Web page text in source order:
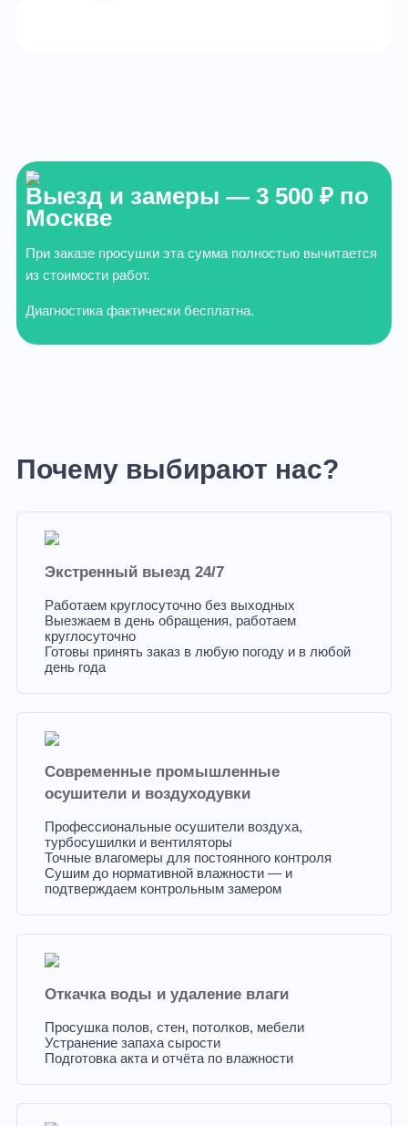
Выезд и замеры — 3 500 ₽ по
Москве
При заказе просушки эта сумма полностью вычитается
из стоимости работ.
Диагностика фактически бесплатна.
Почему выбирают нас?
Экстренный выезд 24/7
Работаем круглосуточно без выходных
Выезжаем в день обращения, работаем
круглосуточно
Готовы принять заказ в любую погоду и в любой
день года
Современные промышленные
осушители и воздуходувки
Профессиональные осушители воздуха,
турбосушилки и вентиляторы
Точные влагомеры для постоянного контроля
Сушим до нормативной влажности — и
подтверждаем контрольным замером
Откачка воды и удаление влаги
Просушка полов, стен, потолков, мебели
Устранение запаха сырости
Подготовка акта и отчёта по влажности